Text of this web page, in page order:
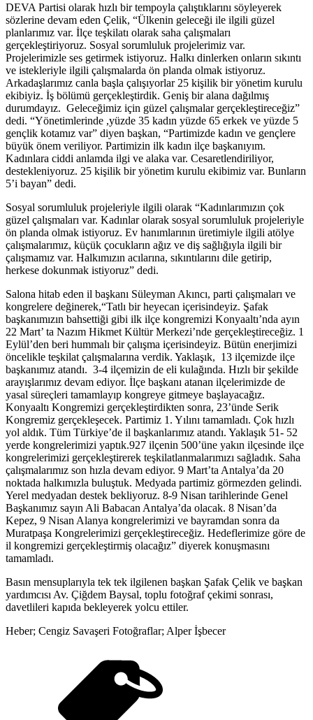
DEVA Partisi olarak hızlı bir tempoyla çalıştıklarını söyleyerek
sözlerine devam eden Çelik, “Ülkenin geleceği ile ilgili güzel
planlarımız var. İlçe teşkilatı olarak saha çalışmaları
gerçekleştiriyoruz. Sosyal sorumluluk projelerimiz var.
Projelerimizle ses getirmek istiyoruz. Halkı dinlerken onların sıkıntı
ve istekleriyle ilgili çalışmalarda ön planda olmak istiyoruz.
Arkadaşlarımız canla başla çalışıyorlar 25 kişilik bir yönetim kurulu
ekibiyiz. İş bölümü gerçekleştirdik. Geniş bir alana dağılmış
durumdayız. Geleceğimiz için güzel çalışmalar gerçekleştireceğiz”
dedi. “Yönetimlerinde ,yüzde 35 kadın yüzde 65 erkek ve yüzde 5
gençlik kotamız var” diyen başkan, “Partimizde kadın ve gençlere
büyük önem veriliyor. Partimizin ilk kadın ilçe başkanıyım.
Kadınlara ciddi anlamda ilgi ve alaka var. Cesaretlendiriliyor,
destekleniyoruz. 25 kişilik bir yönetim kurulu ekibimiz var. Bunların
5’i bayan” dedi.
Sosyal sorumluluk projeleriyle ilgili olarak “Kadınlarımızın çok
güzel çalışmaları var. Kadınlar olarak sosyal sorumluluk projeleriyle
ön planda olmak istiyoruz. Ev hanımlarının üretimiyle ilgili atölye
çalışmalarımız, küçük çocukların ağız ve diş sağlığıyla ilgili bir
çalışmamız var. Halkımızın acılarına, sıkıntılarını dile getirip,
herkese dokunmak istiyoruz” dedi.
Salona hitab eden il başkanı Süleyman Akıncı, parti çalışmaları ve
kongrelere değinerek,“Tatlı bir heyecan içerisindeyiz. Şafak
başkanımızın bahsettiği gibi ilk ilçe kongremizi Konyaaltı’nda ayın
22 Mart’ ta Nazım Hikmet Kültür Merkezi’nde gerçekleştireceğiz. 1
Eylül’den beri hummalı bir çalışma içerisindeyiz. Bütün enerjimizi
öncelikle teşkilat çalışmalarına verdik. Yaklaşık, 13 ilçemizde ilçe
başkanımız atandı. 3-4 ilçemizin de eli kulağında. Hızlı bir şekilde
arayışlarımız devam ediyor. İlçe başkanı atanan ilçelerimizde de
yasal süreçleri tamamlayıp kongreye gitmeye başlayacağız.
Konyaaltı Kongremizi gerçekleştirdikten sonra, 23’ünde Serik
Kongremiz gerçekleşecek. Partimiz 1. Yılını tamamladı. Çok hızlı
yol aldık. Tüm Türkiye’de il başkanlarımız atandı. Yaklaşık 51- 52
yerde kongrelerimizi yaptık.927 ilçenin 500’üne yakın ilçesinde ilçe
kongrelerimizi gerçekleştirerek teşkilatlanmalarımızı sağladık. Saha
çalışmalarımız son hızla devam ediyor. 9 Mart’ta Antalya’da 20
noktada halkımızla buluştuk. Medyada partimiz görmezden gelindi.
Yerel medyadan destek bekliyoruz. 8-9 Nisan tarihlerinde Genel
Başkanımız sayın Ali Babacan Antalya’da olacak. 8 Nisan’da
Kepez, 9 Nisan Alanya kongrelerimizi ve bayramdan sonra da
Muratpaşa Kongrelerimizi gerçekleştireceğiz. Hedeflerimize göre de
il kongremizi gerçekleştirmiş olacağız” diyerek konuşmasını
tamamladı.
Basın mensuplarıyla tek tek ilgilenen başkan Şafak Çelik ve başkan
yardımcısı Av. Çiğdem Baysal, toplu fotoğraf çekimi sonrası,
davetlileri kapıda bekleyerek yolcu ettiler.
Heber; Cengiz Savaşeri Fotoğraflar; Alper İşbecer